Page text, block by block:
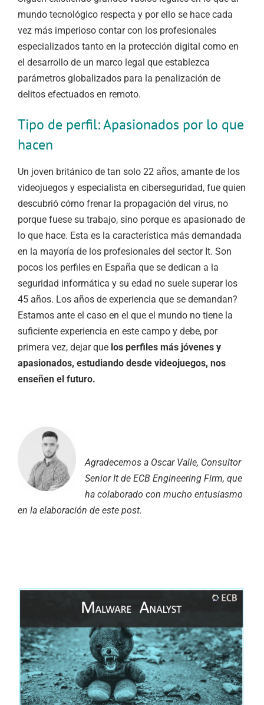
mundo tecnológico respecta y por ello se hace cada
vez más imperioso contar con los profesionales
especializados tanto en la protección digital como en
el desarrollo de un marco legal que establezca
parámetros globalizados para la penalización de
delitos efectuados en remoto.
Tipo de perfil: Apasionados por lo que
hacen
Un joven británico de tan solo 22 años, amante de los
videojuegos y especialista en ciberseguridad, fue quien
descubrió cómo frenar la propagación del virus, no
porque fuese su trabajo, sino porque es apasionado de
lo que hace. Esta es la característica más demandada
en la mayoría de los profesionales del sector It. Son
pocos los perfiles en España que se dedican a la
seguridad informática y su edad no suele superar los
45 años. Los años de experiencia que se demandan?
Estamos ante el caso en el que el mundo no tiene la
suficiente experiencia en este campo y debe, por
primera vez, dejar que los perfiles más jóvenes y
apasionados, estudiando desde videojuegos, nos
enseñen el futuro.
Agradecemos a Oscar Valle, Consultor
Senior It de ECB Engineering Firm, que
ha colaborado con mucho entusiasmo
en la elaboración de este post.